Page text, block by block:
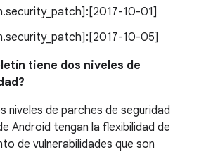
10-01]
10-05]
tiene dos niveles de
niveles de parches de seguridad
Android tengan la flexibilidad de
de vulnerabilidades que son